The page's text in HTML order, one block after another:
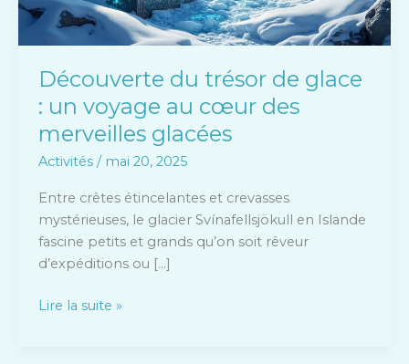
Découverte du trésor de glace
: un voyage au cœur des
merveilles glacées
Activités/ mai 20, 2025
Entre crêtes étincelantes et crevasses
mystérieuses, le glacier Svínafellsjökull en Islande
fascine petits et grands qu’on soit rêveur
d’expéditions ou […]
au
cœur
merveilles
glacées
Lire la suite »